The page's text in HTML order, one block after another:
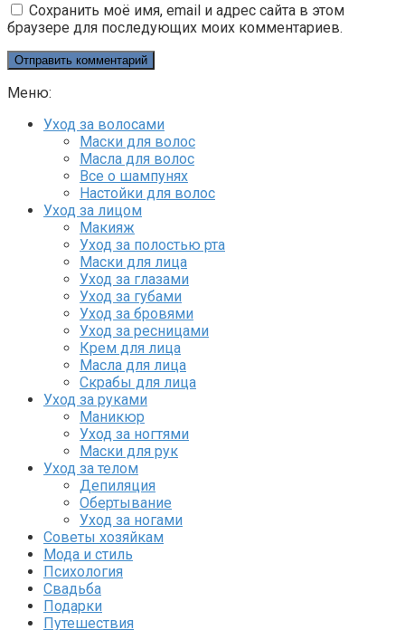
Сохранить моё имя, email и адрес сайта в этом
браузере для последующих моих комментариев.
Меню:
Уход за волосами
Маски для волос
Масла для волос
Все о шампунях
Настойки для волос
Уход за лицом
Макияж
Уход за полостью рта
Маски для лица
Уход за глазами
Уход за губами
Уход за бровями
Уход за ресницами
Крем для лица
Масла для лица
Скрабы для лица
Уход за руками
Маникюр
Уход за ногтями
Маски для рук
Уход за телом
Депиляция
Обертывание
Уход за ногами
Советы хозяйкам
Мода и стиль
Психология
Свадьба
Подарки
Путешествия